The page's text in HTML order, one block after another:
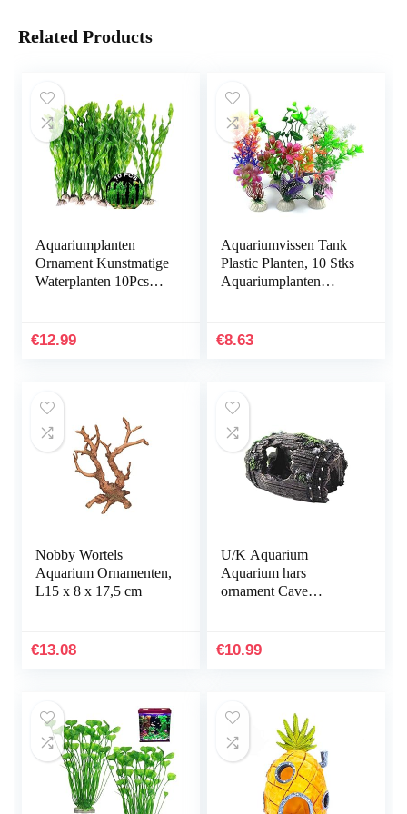
Related Products
Aquariumplanten
Ornament Kunstmatige
Waterplanten 10Pcs
Aquarium Planten
€12.99
Aquariumvissen Tank
Plastic Planten, 10 Stks
Aquariumplanten
Kunstplanten
€8.63
Nobby Wortels
Aquarium Ornamenten,
L15 x 8 x 17,5 cm
€13.08
U/K Aquarium
Aquarium hars
ornament Cave
decor zwart M
€10.99